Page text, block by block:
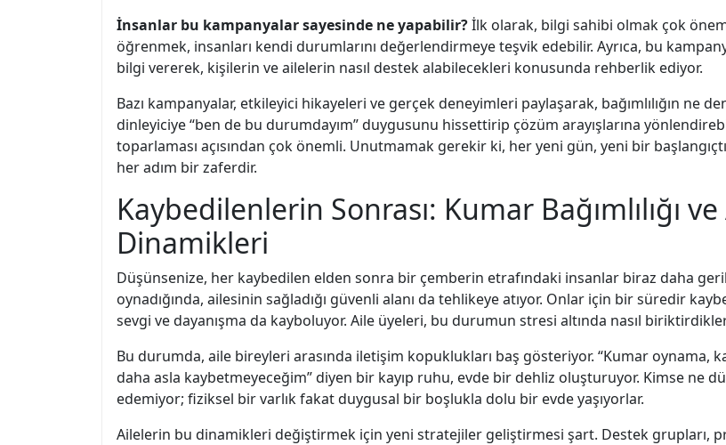
İnsanlar bu kampanyalar sayesinde ne yapabilir?İlk olarak, bilgi sahibi olmak çok
öğrenmek, insanları kendi durumlarını değerlendirmeye teşvik edebilir. Ayrıca, bu
bilgi vererek, kişilerin ve ailelerin nasıl destek alabilecekleri konusunda rehberlik ediyor.
Bazı kampanyalar, etkileyici hikayeleri ve gerçek deneyimleri paylaşarak, bağımlılığın ne
dinleyiciye “ben de bu durumdayım” duygusunu hissettirip çözüm arayışlarına
toparlaması açısından çok önemli. Unutmamak gerekir ki, her yeni gün, yeni bir
her adım bir zaferdir.
Kaybedilenlerin Sonrası: Kumar Bağımlılığı
Dinamikleri
Düşünsenize, her kaybedilen elden sonra bir çemberin etrafındaki insanlar biraz daha
oynadığında, ailesinin sağladığı güvenli alanı da tehlikeye atıyor. Onlar için bir süredir
sevgi ve dayanışma da kayboluyor. Aile üyeleri, bu durumun stresi altında nasıl
Bu durumda, aile bireyleri arasında iletişim kopuklukları baş gösteriyor. “Kumar oynama,
daha asla kaybetmeyeceğim” diyen bir kayıp ruhu, evde bir dehliz oluşturuyor. Kimse ne
edemiyor; fiziksel bir varlık fakat duygusal bir boşlukla dolu bir evde yaşıyorlar.
Ailelerin bu dinamikleri değiştirmek için yeni stratejiler geliştirmesi şart. Destek grupları,